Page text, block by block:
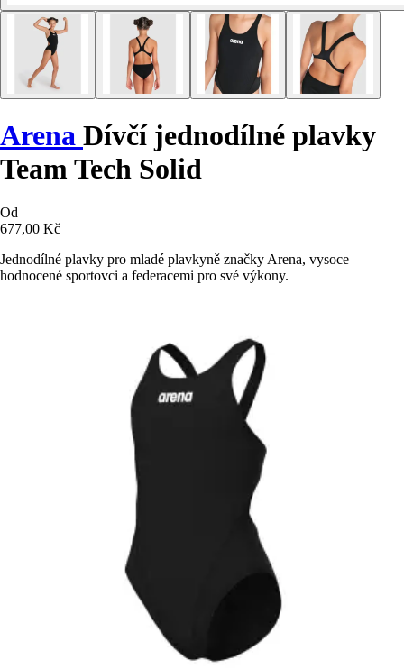
Arena Dívčí jednodílné plavky
Team Tech Solid
Od
677,00 Kč
Jednodílné plavky pro mladé plavkyně značky Arena, vysoce
hodnocené sportovci a federacemi pro své výkony.